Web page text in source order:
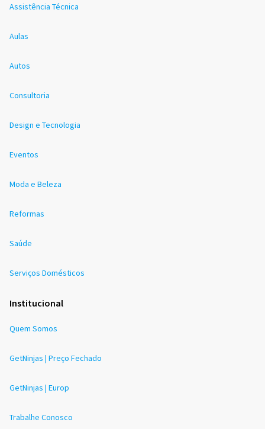
Assistência Técnica
Aulas
Autos
Consultoria
Design e Tecnologia
Eventos
Moda e Beleza
Reformas
Saúde
Serviços Domésticos
Institucional
Quem Somos
GetNinjas | Preço Fechado
GetNinjas | Europ
Trabalhe Conosco